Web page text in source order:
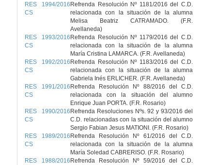
RES 1994/2016
CS
Refrenda Resolución Nº 1181/2016 del C.D.
relacionada con la situación de la alumna
Melisa Beatriz CATRAMADO. (F.R.
Avellaneda)
RES 1993/2016
CS
Refrenda Resolución Nº 1179/2016 del C.D.
relacionada con la situación de la alumna
María Cristina LAMARCA. (F.R. Avellaneda)
RES 1992/2016
CS
Refrenda Resolución Nº 1183/2016 del C.D.
relacionada con la situación de la alumna
Gabriela Inés ERLICHER. (F.R. Avellaneda)
RES 1991/2016
CS
Refrenda Resolución Nº 88/2016 del C.D.
relacionada con la situación del alumno
Enrique Juan PORTA. (F.R. Rosario)
RES 1990/2016
CS
Refrenda Resoluciones Nºs. 92 y 93/2016 del
C.D. relacionadas con la situación del alumno
Sergio Fabian Jesus MATIONI. (F.R. Rosario)
RES 1989/2016
CS
Refrenda Resolución Nº 61/2016 del C.D.
relacionada con la situación de la alumna
María Soledad CABRERISO. (F.R. Rosario)
RES 1988/2016 Refrenda Resolución Nº 59/2016 del C.D.